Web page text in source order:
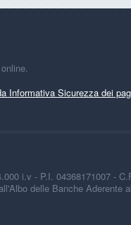
Informativa Sicurezza dei
i.v - P.I. 04368171007 -
delle Banche Aderente